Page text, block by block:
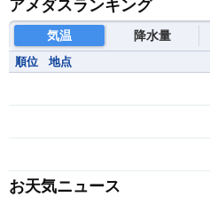
アメダスランキング
気温 降水量
順位 地点
お天気ニュース